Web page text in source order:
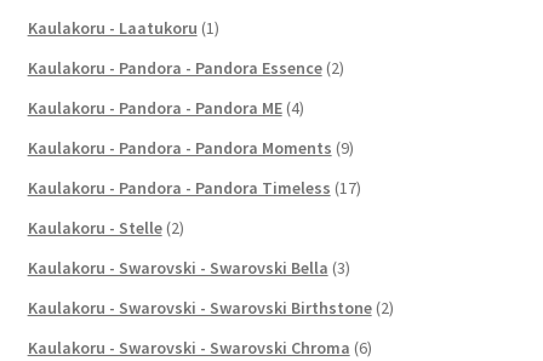
Kaulakoru - Laatukoru (1)
Kaulakoru - Pandora - Pandora Essence (2)
Kaulakoru - Pandora - Pandora ME (4)
Kaulakoru - Pandora - Pandora Moments (9)
Kaulakoru - Pandora - Pandora Timeless (17)
Kaulakoru - Stelle (2)
Kaulakoru - Swarovski - Swarovski Bella (3)
Kaulakoru - Swarovski - Swarovski Birthstone (2)
Kaulakoru - Swarovski - Swarovski Chroma (6)